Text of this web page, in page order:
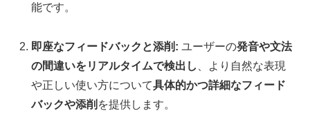
能です。
即座なフィードバックと添削: ユーザーの発音や文法
の間違いをリアルタイムで検出し
、より自然な表現
や正しい使い方について具体的かつ詳細なフィード
バックや添削 を提供します。